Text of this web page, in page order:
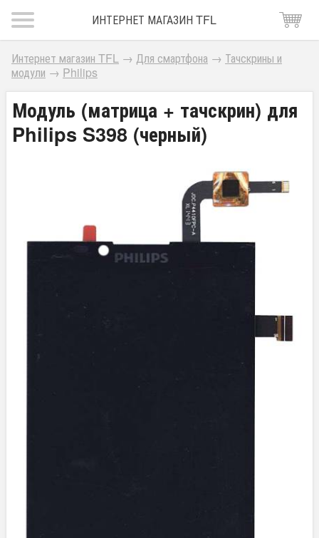
ИНТЕРНЕТ МАГАЗИН TFL
Интернет магазин TFL → Для смартфона → Тачскрины и
модули → Philips
Модуль (матрица + тачскрин) для
Philips S398 (черный)